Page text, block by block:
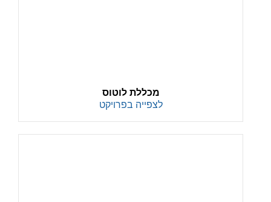
מכללת לוטוס
לצפייה בפרויקט